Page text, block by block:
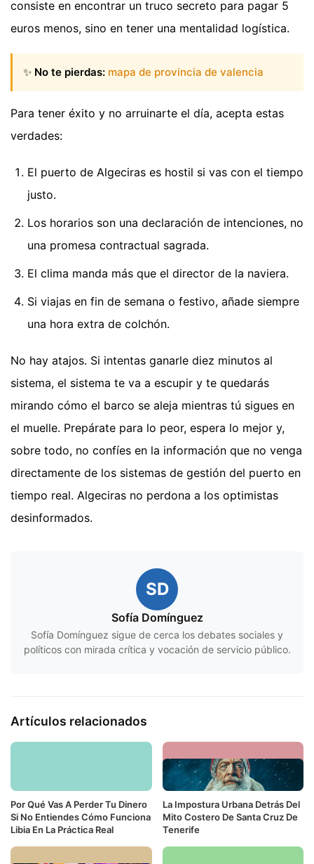
consiste en encontrar un truco secreto para pagar 5
euros menos, sino en tener una mentalidad logística.
✨ No te pierdas: mapa de provincia de valencia
Para tener éxito y no arruinarte el día, acepta estas
verdades:
El puerto de Algeciras es hostil si vas con el tiempo
justo.
Los horarios son una declaración de intenciones, no
una promesa contractual sagrada.
El clima manda más que el director de la naviera.
Si viajas en fin de semana o festivo, añade siempre
una hora extra de colchón.
No hay atajos. Si intentas ganarle diez minutos al
sistema, el sistema te va a escupir y te quedarás
mirando cómo el barco se aleja mientras tú sigues en
el muelle. Prepárate para lo peor, espera lo mejor y,
sobre todo, no confíes en la información que no venga
directamente de los sistemas de gestión del puerto en
tiempo real. Algeciras no perdona a los optimistas
desinformados.
SD
Sofía Domínguez
Sofía Domínguez sigue de cerca los debates sociales y
políticos con mirada crítica y vocación de servicio público.
Artículos relacionados
Por Qué Vas A Perder Tu Dinero
Si No Entiendes Cómo Funciona
Libia En La Práctica Real
La Impostura Urbana Detrás Del
Mito Costero De Santa Cruz De
Tenerife